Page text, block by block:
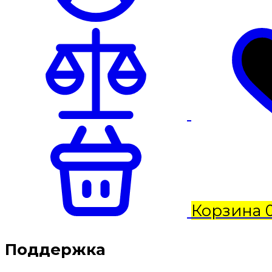
Корзина
Поддержка